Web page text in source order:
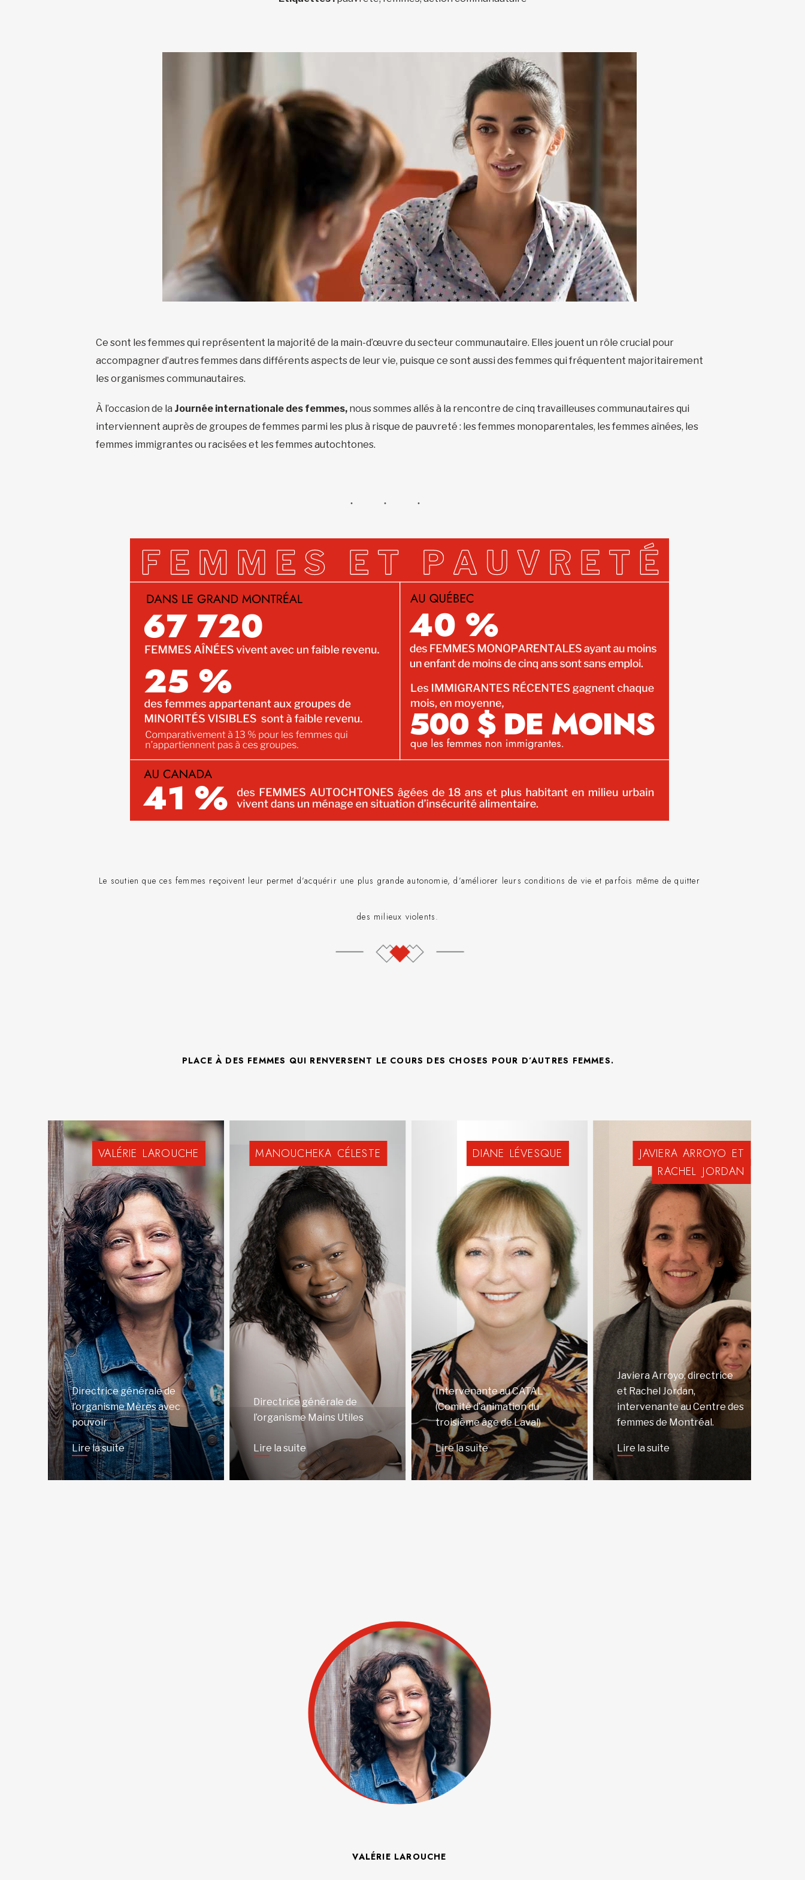
Ce sont les femmes qui représentent la majorité de la main-d’œuvre du secteur communautaire. Elles jouent un rôle crucial pour
accompagner d’autres femmes dans différents aspects de leur vie, puisque ce sont aussi des femmes qui fréquentent majoritairement
les organismes communautaires.
À l’occasion de la Journée internationale des femmes, nous sommes allés à la rencontre de cinq travailleuses communautaires qui
interviennent auprès de groupes de femmes parmi les plus à risque de pauvreté : les femmes monoparentales, les femmes aînées, les
femmes immigrantes ou racisées et les femmes autochtones.
Le soutien que ces femmes reçoivent leur permet d’acquérir une plus grande autonomie, d’améliorer leurs conditions de vie et parfois même de quitter
des milieux violents.
PLACE À DES FEMMES QUI RENVERSENT LE COURS DES CHOSES POUR D’AUTRES FEMMES.
VALÉRIE LAROUCHE
Directrice générale de
l’organisme Mères avec
pouvoir
Lire la suite
MANOUCHEKA CÉLESTE
Directrice générale de
l’organisme Mains Utiles
Lire la suite
DIANE LÉVESQUE
Intervenante au CATAL
(Comité d’animation du
troisième âge de Laval)
Lire la suite
JAVIERA ARROYO ET
RACHEL JORDAN
Javiera Arroyo, directrice
et Rachel Jordan,
intervenante au Centre des
femmes de Montréal.
Lire la suite
VALÉRIE LAROUCHE